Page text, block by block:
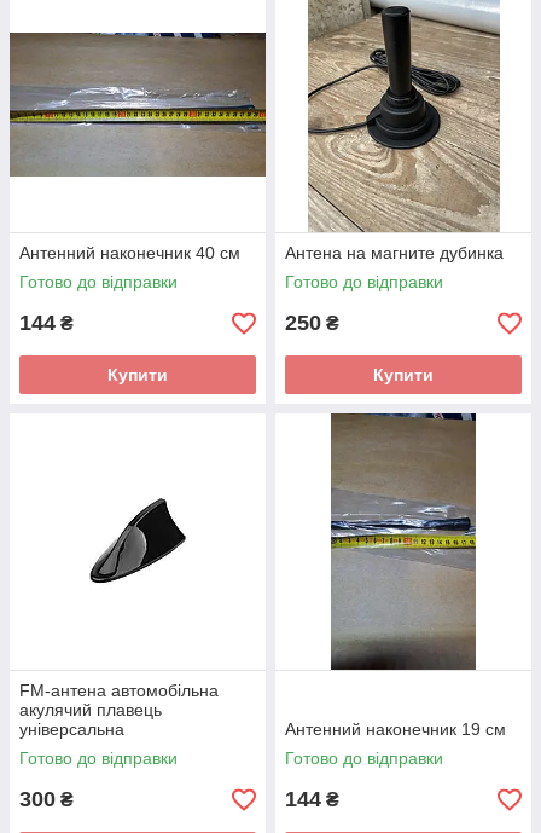
Антенний наконечник 40 см
Готово до відправки
144 ₴
Купити
Антена на магните дубинка
Готово до відправки
250 ₴
Купити
FM-антена автомобільна
акулячий плавець
універсальна
Готово до відправки
300 ₴
Антенний наконечник 19 см
Готово до відправки
144 ₴